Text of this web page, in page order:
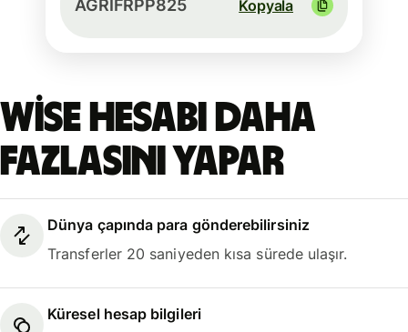
AGRIFRPP825 Kopyala
Wise hesabı daha
fazlasını yapar
Dünya çapında para gönderebilirsiniz
Transferler 20 saniyeden kısa sürede ulaşır.
Küresel hesap bilgileri